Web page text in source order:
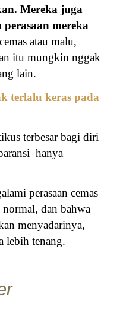
Mereka juga
mereka
atau malu,
itu mungkin nggak
lain.
terlalu keras pada
terbesar bagi diri
hanya
perasaan cemas
dan bahwa
menyadarinya,
lebih tenang.